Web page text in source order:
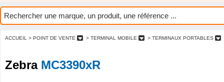
ACCUEIL > POINT DE VENTE > TERMINAL MOBILE > TERMINAUX PORTABLES
Zebra MC3390xR